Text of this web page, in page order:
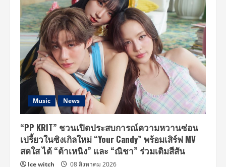
Music News
“PP KRIT” ชวนเปิดประสบการณ์ความหวานซ่อน
เปรี้ยวในซิงเกิลใหม่ “Your Candy” พร้อมเสิร์ฟ MV
สดใส ได้ “ต้าเหนิง” และ “ณิชา” ร่วมเติมสีสัน
Ice witch 08 สิงหาคม 2026